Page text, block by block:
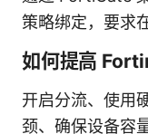
策略绑定，要求
如何提高
开启分流、使用
颈、确保设备容